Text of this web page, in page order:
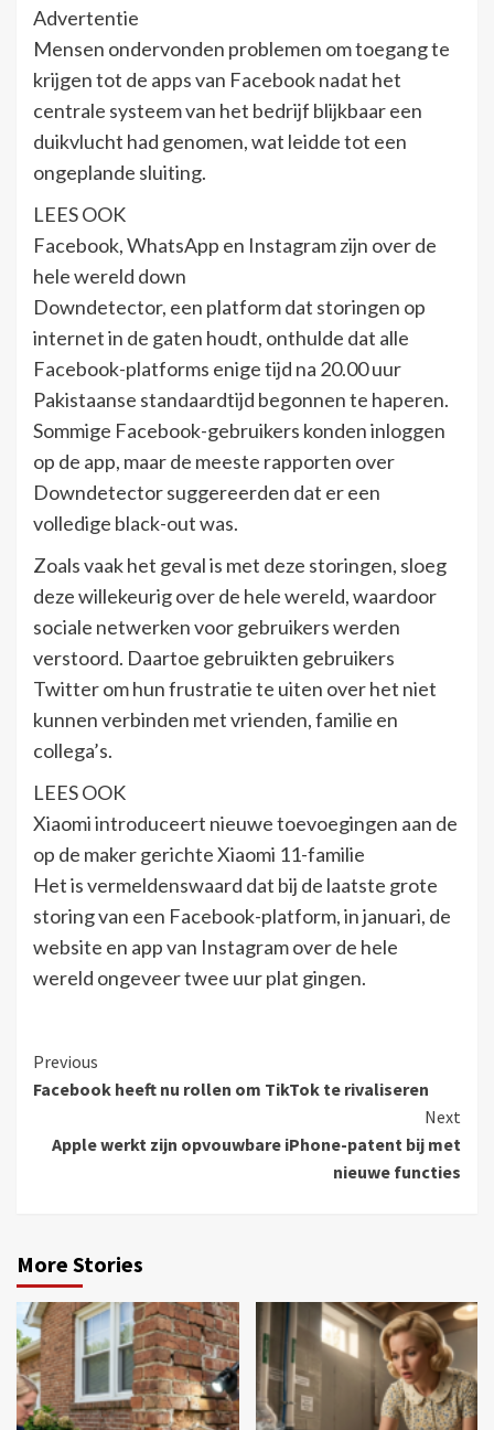
Advertentie
Mensen ondervonden problemen om toegang te
krijgen tot de apps van Facebook nadat het
centrale systeem van het bedrijf blijkbaar een
duikvlucht had genomen, wat leidde tot een
ongeplande sluiting.
LEES OOK
Facebook, WhatsApp en Instagram zijn over de
hele wereld down
Downdetector, een platform dat storingen op
internet in de gaten houdt, onthulde dat alle
Facebook-platforms enige tijd na 20.00 uur
Pakistaanse standaardtijd begonnen te haperen.
Sommige Facebook-gebruikers konden inloggen
op de app, maar de meeste rapporten over
Downdetector suggereerden dat er een
volledige black-out was.
Zoals vaak het geval is met deze storingen, sloeg
deze willekeurig over de hele wereld, waardoor
sociale netwerken voor gebruikers werden
verstoord. Daartoe gebruikten gebruikers
Twitter om hun frustratie te uiten over het niet
kunnen verbinden met vrienden, familie en
collega’s.
LEES OOK
Xiaomi introduceert nieuwe toevoegingen aan de
op de maker gerichte Xiaomi 11-familie
Het is vermeldenswaard dat bij de laatste grote
storing van een Facebook-platform, in januari, de
website en app van Instagram over de hele
wereld ongeveer twee uur plat gingen.
Continue
Reading
Previous
Facebook heeft nu rollen om TikTok te rivaliseren
Next
Apple werkt zijn opvouwbare iPhone-patent bij met
nieuwe functies
More Stories